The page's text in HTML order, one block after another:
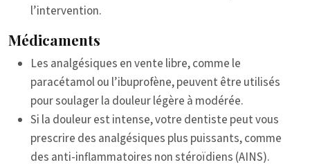
l’intervention.
Médicaments
Les analgésiques en vente libre, comme le
paracétamol ou l’ibuprofène, peuvent être utilisés
pour soulager la douleur légère à modérée.
Si la douleur est intense, votre dentiste peut vous
prescrire des analgésiques plus puissants, comme
des anti-inflammatoires non stéroïdiens (AINS).